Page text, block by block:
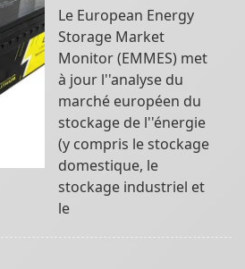
Le European Energy
Storage Market
Monitor (EMMES) met
à jour l''analyse du
marché européen du
stockage de l''énergie
(y compris le stockage
domestique, le
stockage industriel et
le